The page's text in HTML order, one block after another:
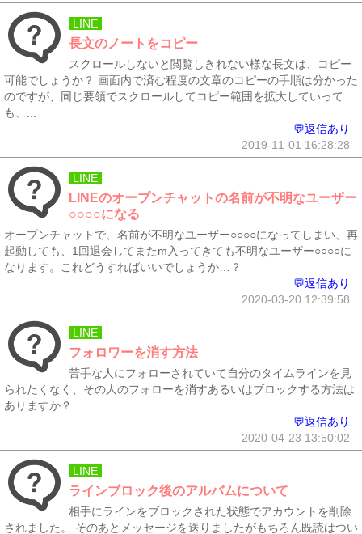
LINE
長文のノートをコピー
スクロールしないと閲覧しきれない様な長文は、コピー
可能でしょうか？ 画面内で済む程度の文章のコピーの手順は分かった
のですが、同じ要領でスクロールしてコピー範囲を拡大していって
も、...
💬返信あり
2019-11-01 16:28:28
LINE
LINEのオープンチャットの名前が不明なユーザー
○○○○になる
オープンチャットで、名前が不明なユーザー○○○○になってしまい、再
起動しても、1回退会してまたm入ってきても不明なユーザー○○○○に
なります。これどうすればいいでしょうか…？
💬返信あり
2020-03-20 12:39:58
LINE
フォロワーを消す方法
苦手な人にフォローされていて自分のタイムラインを見
られたくなく、その人のフォローを消すあるいはブロックする方法は
ありますか？
💬返信あり
2020-04-23 13:50:02
LINE
ラインブロック後のアルバムについて
相手にラインをブロックされた状態でアカウントを削除
されました。 そのあとメッセージを送りましたがもちろん既読はつい